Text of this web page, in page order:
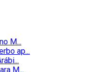
M...
ap...
M...